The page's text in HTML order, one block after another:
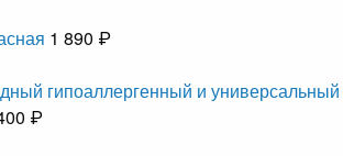
1 890 ₽
гипоаллергенный и универсальный
₽